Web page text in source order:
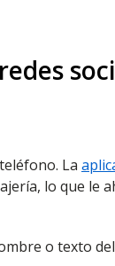
La
lo que le
o texto